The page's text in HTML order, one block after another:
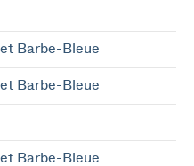
Barbe-Bleue
Barbe-Bleue
Barbe-Bleue